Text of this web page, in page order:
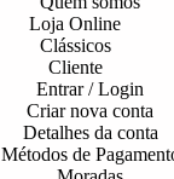
Loja Online
Clássicos
Cliente
Entrar / Login
Criar nova conta
Detalhes da conta
Métodos de